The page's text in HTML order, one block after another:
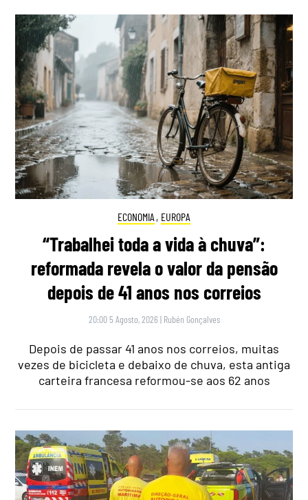
ECONOMIA , EUROPA
“Trabalhei toda a vida à chuva”:
reformada revela o valor da pensão
depois de 41 anos nos correios
20:00 5 Agosto, 2026 | Rubén Gonçalves
Depois de passar 41 anos nos correios, muitas
vezes de bicicleta e debaixo de chuva, esta antiga
carteira francesa reformou-se aos 62 anos